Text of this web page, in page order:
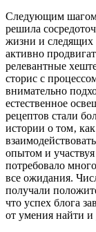
Следующим шагом
решила
жизни и следящих
активно
релевантные
сторис с
внимательно
естественное
рецептов стали
истории о том‚
опытом и
потребовало
все ожидания.
получали
что успех блога
от умения найти